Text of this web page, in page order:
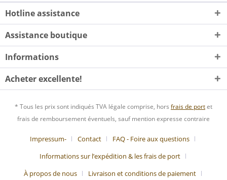
Hotline assistance
Assistance boutique
Informations
Acheter excellente!
* Tous les prix sont indiqués TVA légale comprise, hors frais de portet
frais de remboursement éventuels, sauf mention expresse contraire
Impressum- Contact
FAQ - Foire aux questions
Informations sur l’expédition & les frais de port
À propos de nous
Livraison et conditions de paiement